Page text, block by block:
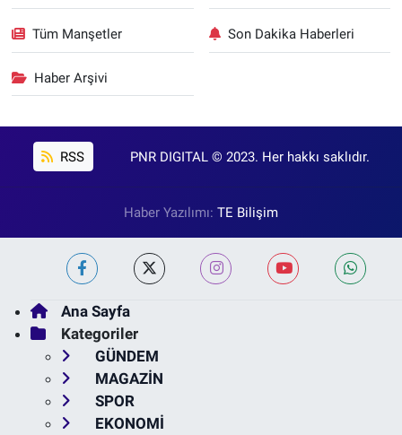
Tüm Manşetler Son Dakika Haberleri
Haber Arşivi
RSS PNR DIGITAL © 2023. Her hakkı saklıdır.
Haber Yazılımı: TE Bilişim
Ana Sayfa
Kategoriler
GÜNDEM
MAGAZİN
SPOR
EKONOMİ